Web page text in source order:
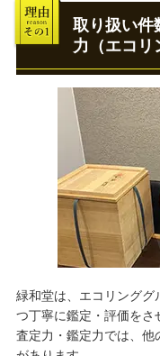
取り扱い件
力（エコリ
緑和堂は、エコリング
つ丁寧に鑑定・評価をさ
査定力・鑑定力では、